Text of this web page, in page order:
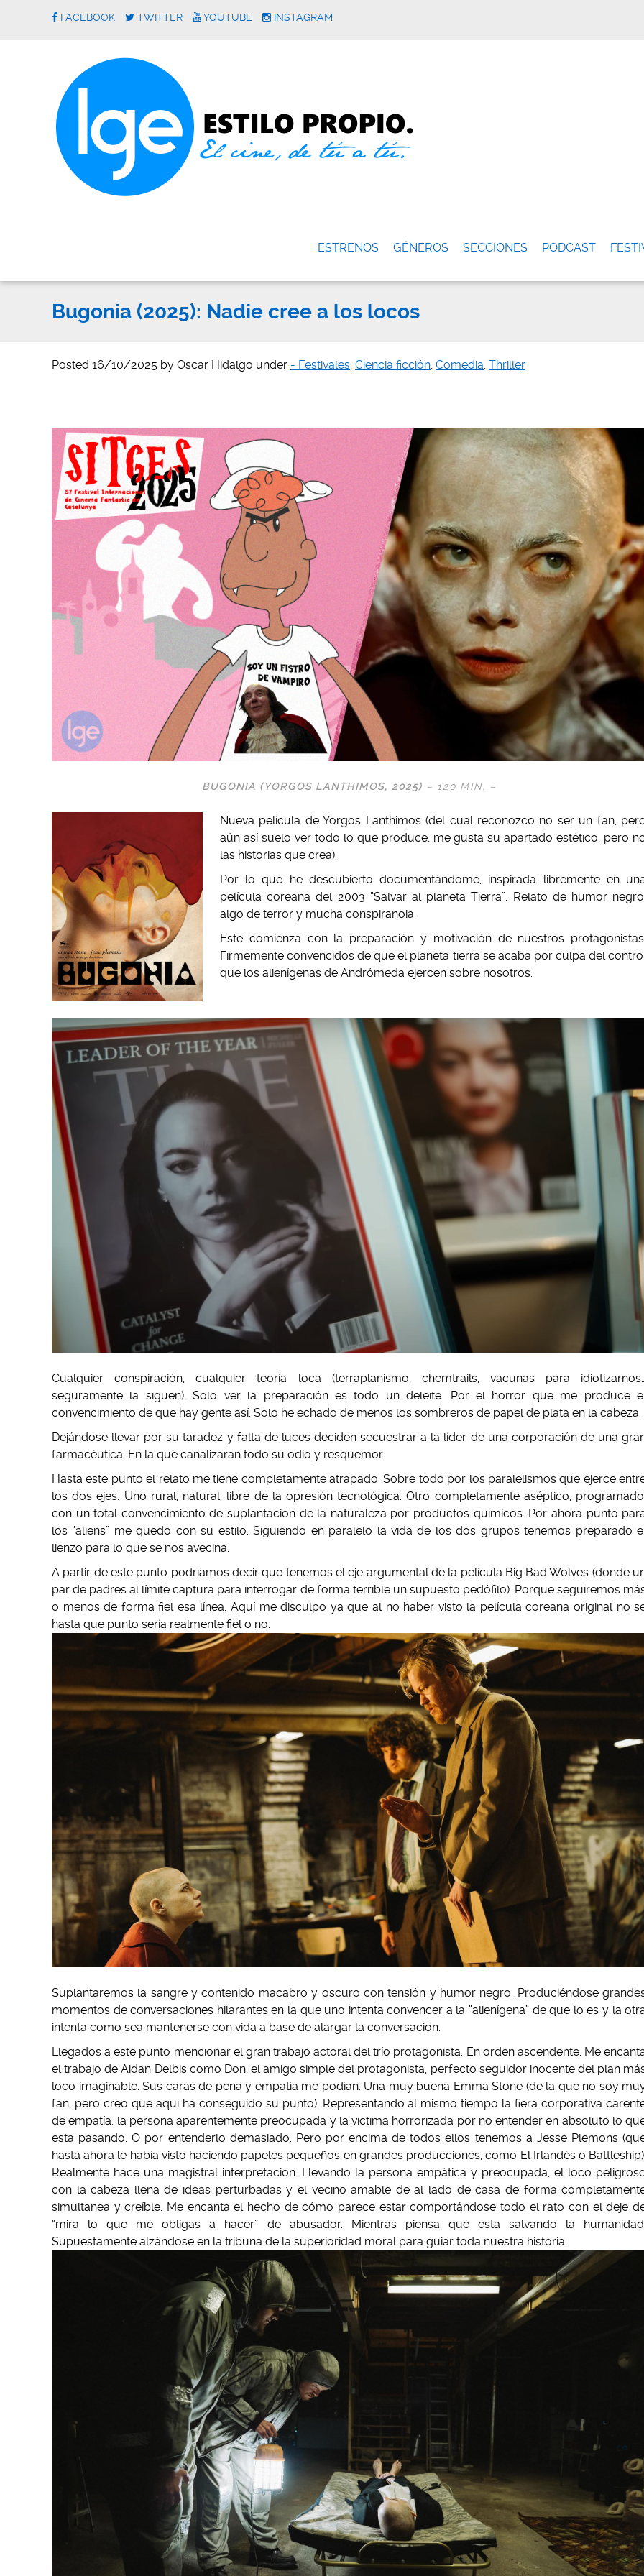
FACEBOOK TWITTER YOUTUBE INSTAGRAM
ESTRENOS GÉNEROS SECCIONES PODCAST
Bugonia (2025): Nadie cree a los locos
Posted 16/10/2025 by Oscar Hidalgo under - Festivales, Ciencia ficción, Comedia, Thriller
BUGONIA (YORGOS LANTHIMOS, 2025) – 120 MIN. –
Nueva película de Yorgos Lanthimos (del cual reconozco no ser un fan,
aún así suelo ver todo lo que produce, me gusta su apartado estético, pero
las historias que crea).
Por lo que he descubierto documentándome, inspirada libremente en
película coreana del 2003 “Salvar al planeta Tierra”. Relato de humor
algo de terror y mucha conspiranoia.
Este comienza con la preparación y motivación de nuestros
Firmemente convencidos de que el planeta tierra se acaba por culpa del
que los alienígenas de Andrómeda ejercen sobre nosotros.
Cualquier conspiración, cualquier teoría loca (terraplanismo, chemtrails, vacunas para
seguramente la siguen). Solo ver la preparación es todo un deleite. Por el horror que me produce
convencimiento de que hay gente así. Solo he echado de menos los sombreros de papel de plata en la cabeza.
Dejándose llevar por su taradez y falta de luces deciden secuestrar a la líder de una corporación de una
farmacéutica. En la que canalizaran todo su odio y resquemor.
Hasta este punto el relato me tiene completamente atrapado. Sobre todo por los paralelismos que ejerce
los dos ejes. Uno rural, natural, libre de la opresión tecnológica. Otro completamente aséptico,
con un total convencimiento de suplantación de la naturaleza por productos químicos. Por ahora punto
los “aliens” me quedo con su estilo. Siguiendo en paralelo la vida de los dos grupos tenemos preparado
lienzo para lo que se nos avecina.
A partir de este punto podríamos decir que tenemos el eje argumental de la película Big Bad Wolves (donde
par de padres al límite captura para interrogar de forma terrible un supuesto pedófilo). Porque seguiremos
o menos de forma fiel esa línea. Aquí me disculpo ya que al no haber visto la película coreana original no
hasta que punto sería realmente fiel o no.
Suplantaremos la sangre y contenido macabro y oscuro con tensión y humor negro. Produciéndose
momentos de conversaciones hilarantes en la que uno intenta convencer a la “alienígena” de que lo es y la
intenta como sea mantenerse con vida a base de alargar la conversación.
Llegados a este punto mencionar el gran trabajo actoral del trío protagonista. En orden ascendente. Me
el trabajo de Aidan Delbis como Don, el amigo simple del protagonista, perfecto seguidor inocente del plan
loco imaginable. Sus caras de pena y empatía me podían. Una muy buena Emma Stone (de la que no soy
fan, pero creo que aquí ha conseguido su punto). Representando al mismo tiempo la fiera corporativa
de empatía, la persona aparentemente preocupada y la victima horrorizada por no entender en absoluto lo
esta pasando. O por entenderlo demasiado. Pero por encima de todos ellos tenemos a Jesse Plemons
hasta ahora le había visto haciendo papeles pequeños en grandes producciones, como El Irlandés o
Realmente hace una magistral interpretación. Llevando la persona empática y preocupada, el loco
con la cabeza llena de ideas perturbadas y el vecino amable de al lado de casa de forma
simultanea y creíble. Me encanta el hecho de cómo parece estar comportándose todo el rato con el deje
“mira lo que me obligas a hacer” de abusador. Mientras piensa que esta salvando la
Supuestamente alzándose en la tribuna de la superioridad moral para guiar toda nuestra historia.